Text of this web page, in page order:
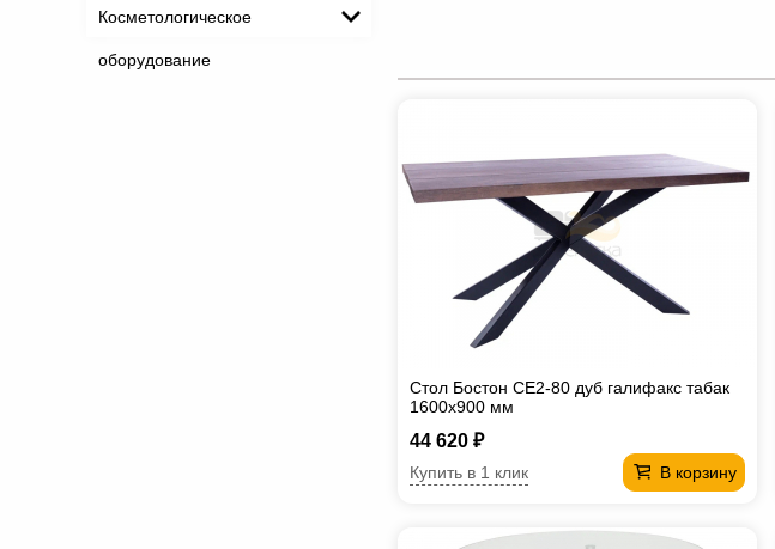
Косметологическое
оборудование
Стол Бостон СЕ2-80 дуб галифакс табак
1600х900 мм
44 620 ₽
В корзину
Купить в 1 клик